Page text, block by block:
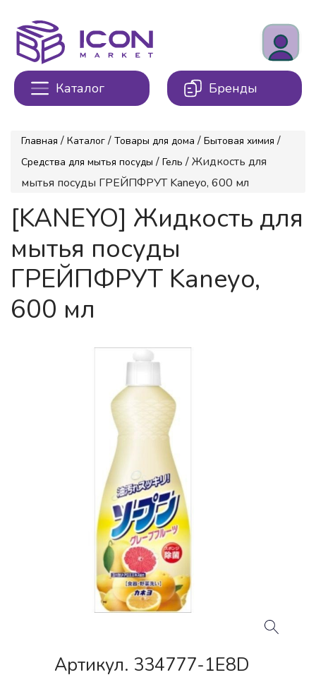
Каталог Бренды
Главная / Каталог / Товары для дома / Бытовая химия /
Средства для мытья посуды / Гель / Жидкость для
мытья посуды ГРЕЙПФРУТ Kaneyo, 600 мл
[KANEYO] Жидкость для
мытья посуды
ГРЕЙПФРУТ Kaneyo,
600 мл
Артикул. 334777-1E8D